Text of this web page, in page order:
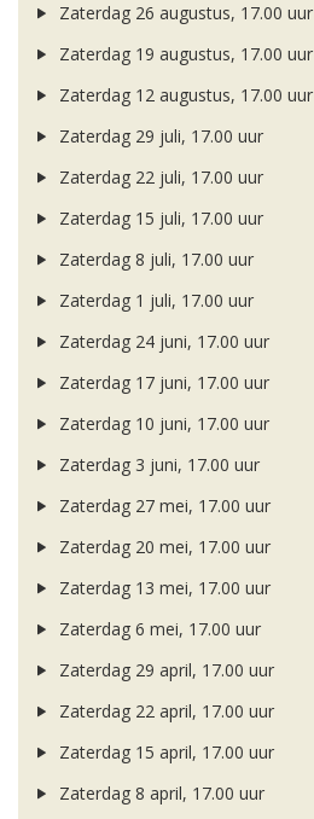
Zaterdag 26 augustus, 17.00 uur
Zaterdag 19 augustus, 17.00 uur
Zaterdag 12 augustus, 17.00 uur
Zaterdag 29 juli, 17.00 uur
Zaterdag 22 juli, 17.00 uur
Zaterdag 15 juli, 17.00 uur
Zaterdag 8 juli, 17.00 uur
Zaterdag 1 juli, 17.00 uur
Zaterdag 24 juni, 17.00 uur
Zaterdag 17 juni, 17.00 uur
Zaterdag 10 juni, 17.00 uur
Zaterdag 3 juni, 17.00 uur
Zaterdag 27 mei, 17.00 uur
Zaterdag 20 mei, 17.00 uur
Zaterdag 13 mei, 17.00 uur
Zaterdag 6 mei, 17.00 uur
Zaterdag 29 april, 17.00 uur
Zaterdag 22 april, 17.00 uur
Zaterdag 15 april, 17.00 uur
Zaterdag 8 april, 17.00 uur